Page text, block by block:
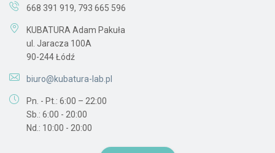
668 391 919, 793 665 596
KUBATURA Adam Pakuła
ul. Jaracza 100A
90-244 Łódź
biuro@kubatura-lab.pl
Pn. - Pt.: 6:00 – 22:00
Sb.: 6:00 - 20:00
Nd.: 10:00 - 20:00